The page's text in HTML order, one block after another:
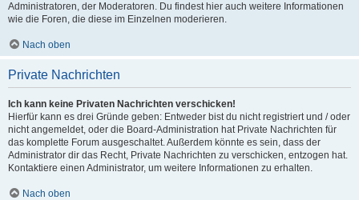
Administratoren, der Moderatoren. Du findest hier auch weitere Informationen
wie die Foren, die diese im Einzelnen moderieren.
Nach oben
Private Nachrichten
Ich kann keine Privaten Nachrichten verschicken!
Hierfür kann es drei Gründe geben: Entweder bist du nicht registriert und / oder
nicht angemeldet, oder die Board-Administration hat Private Nachrichten für
das komplette Forum ausgeschaltet. Außerdem könnte es sein, dass der
Administrator dir das Recht, Private Nachrichten zu verschicken, entzogen hat.
Kontaktiere einen Administrator, um weitere Informationen zu erhalten.
Nach oben